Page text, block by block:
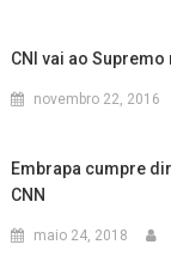
CNI vai ao
novembro 22, 2016
Embrapa cumpre
CNN
maio 24, 2018